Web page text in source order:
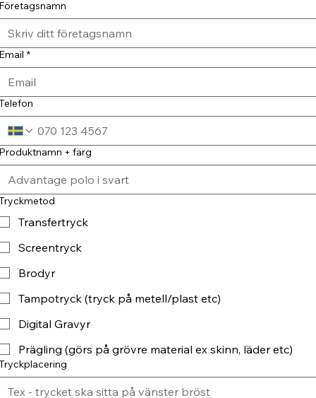
*
+ färg
Transfertryck
Screentryck
Brodyr
Tampotryck (tryck på metell/plast etc)
Digital Gravyr
Prägling (görs på grövre material ex skinn, läder etc)